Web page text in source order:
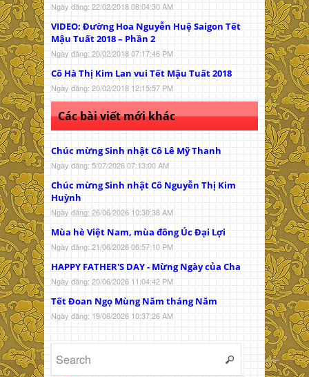
Ngày đăng: 22/02/2018 08:04:30 AM
VIDEO: Đường Hoa Nguyễn Huệ Saigon Tết
Mậu Tuất 2018 – Phần 2
Ngày đăng: 20/02/2018 07:17:46 PM
Cô Hà Thị Kim Lan vui Tết Mậu Tuất 2018
Ngày đăng: 20/02/2018 12:15:57 PM
Các bài viết mới khác
Chúc mừng Sinh nhật Cô Lê Mỹ Thanh
Ngày đăng: 5/07/2026 07:13:00 AM
Chúc mừng Sinh nhật Cô Nguyễn Thị Kim
Huỳnh
Ngày đăng: 26/06/2026 10:30:38 AM
Mùa hè Việt Nam, mùa đông Úc Đại Lợi
Ngày đăng: 21/06/2026 06:57:10 PM
HAPPY FATHER'S DAY - Mừng Ngày của Cha
Ngày đăng: 20/06/2026 11:04:42 PM
Tết Đoan Ngọ Mùng Năm tháng Năm
Ngày đăng: 19/06/2026 10:37:26 AM